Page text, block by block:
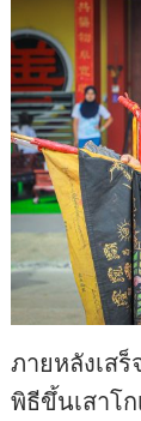
ภายหลังเส
พิธีขึ้นเสาโ